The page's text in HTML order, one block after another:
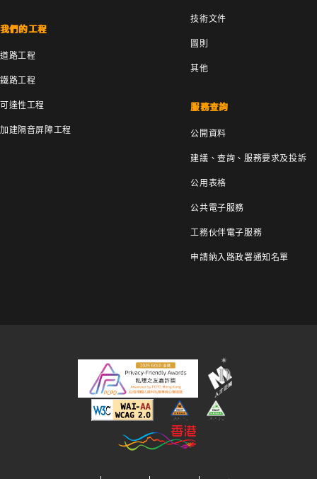
我們的工程
道路工程
鐵路工程
可達性工程
加建隔音屏障工程
技術文件
圖則
其他
服務查詢
公開資料
建議、查詢、服務要求及投訴
公用表格
公共電子服務
工務伙伴電子服務
申請納入路政署通知名單